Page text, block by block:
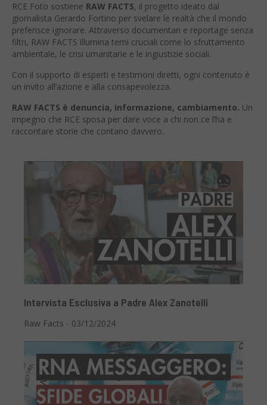
RCE Foto sostiene RAW FACTS, il progetto ideato dal
giornalista Gerardo Fortino per svelare le realtà che il mondo
preferisce ignorare. Attraverso documentari e reportage senza
filtri, RAW FACTS illumina temi cruciali come lo sfruttamento
ambientale, le crisi umanitarie e le ingiustizie sociali.
Con il supporto di esperti e testimoni diretti, ogni contenuto è
un invito all’azione e alla consapevolezza.
RAW FACTS è denuncia, informazione, cambiamento. Un
impegno che RCE sposa per dare voce a chi non ce l’ha e
raccontare storie che contano davvero.
Intervista Esclusiva a Padre Alex Zanotelli
Raw Facts - 03/12/2024